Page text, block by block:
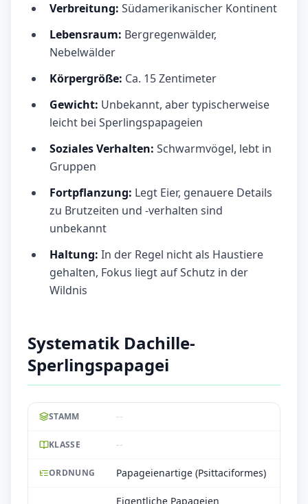
Verbreitung: Südamerikanischer Kontinent
Lebensraum: Bergregenwälder,
Nebelwälder
Körpergröße: Ca. 15 Zentimeter
Gewicht: Unbekannt, aber typischerweise
leicht bei Sperlingspapageien
Soziales Verhalten: Schwarmvögel, lebt in
Gruppen
Fortpflanzung: Legt Eier, genauere Details
zu Brutzeiten und -verhalten sind
unbekannt
Haltung: In der Regel nicht als Haustiere
gehalten, Fokus liegt auf Schutz in der
Wildnis
Systematik Dachille-
Sperlingspapagei
STAMM --
KLASSE --
ORDNUNG Papageienartige (Psittaciformes)
Eigentliche Papageien